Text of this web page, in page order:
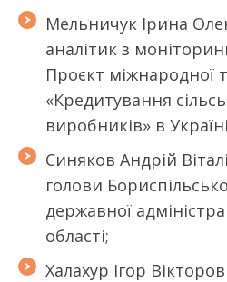
Мельничук Ірина
аналітик з
Проєкт міжнародної
«Кредитування
виробників» в
Синяков Андрій
голови
державної
області;
Халахур Ігор